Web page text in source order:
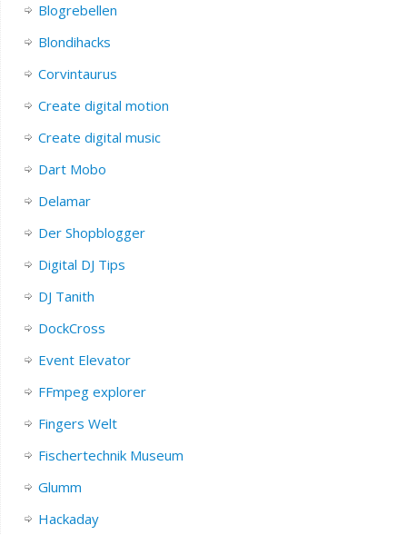
Blogrebellen
Blondihacks
Corvintaurus
Create digital motion
Create digital music
Dart Mobo
Delamar
Der Shopblogger
Digital DJ Tips
DJ Tanith
DockCross
Event Elevator
FFmpeg explorer
Fingers Welt
Fischertechnik Museum
Glumm
Hackaday